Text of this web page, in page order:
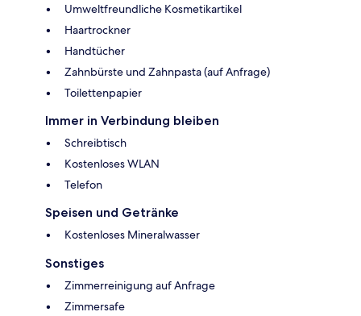
Umweltfreundliche Kosmetikartikel
Haartrockner
Handtücher
Zahnbürste und Zahnpasta (auf Anfrage)
Toilettenpapier
Immer in Verbindung bleiben
Schreibtisch
Kostenloses WLAN
Telefon
Speisen und Getränke
Kostenloses Mineralwasser
Sonstiges
Zimmerreinigung auf Anfrage
Zimmersafe